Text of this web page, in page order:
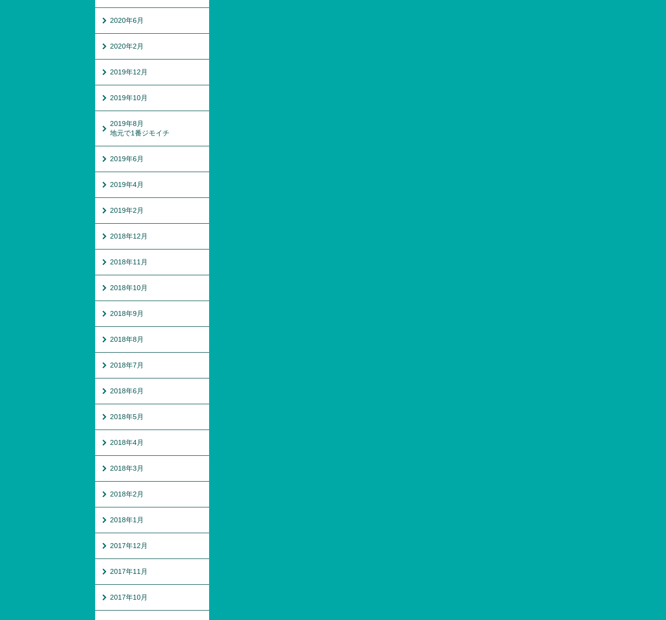
2020年6月
2020年2月
2019年12月
2019年10月
2019年8月
地元で1番ジモイチ
2019年6月
2019年4月
2019年2月
2018年12月
2018年11月
2018年10月
2018年9月
2018年8月
2018年7月
2018年6月
2018年5月
2018年4月
2018年3月
2018年2月
2018年1月
2017年12月
2017年11月
2017年10月